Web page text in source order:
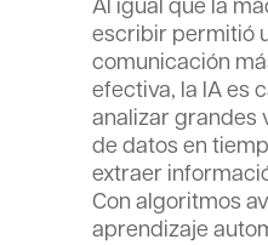
Al igual que la
escribir permitió
comunicación
efectiva, la IA es
analizar grandes
de datos en
extraer
Con algoritmos
aprendizaje